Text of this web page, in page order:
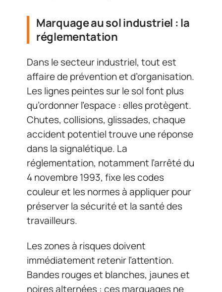
Marquage au sol industriel : la
réglementation
Dans le secteur industriel, tout est
affaire de prévention et d’organisation.
Les lignes peintes sur le sol font plus
qu’ordonner l’espace : elles protègent.
Chutes, collisions, glissades, chaque
accident potentiel trouve une réponse
dans la signalétique. La
réglementation, notamment l’arrêté du
4 novembre 1993, fixe les codes
couleur et les normes à appliquer pour
préserver la sécurité et la santé des
travailleurs.
Les zones à risques doivent
immédiatement retenir l’attention.
Bandes rouges et blanches, jaunes et
noires alternées : ces marquages ne